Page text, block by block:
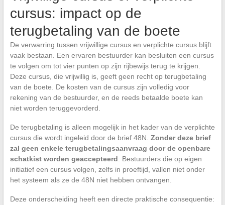
cursus: impact op de
terugbetaling van de boete
De verwarring tussen vrijwillige cursus en verplichte cursus blijft
vaak bestaan. Een ervaren bestuurder kan besluiten een cursus
te volgen om tot vier punten op zijn rijbewijs terug te krijgen.
Deze cursus, die vrijwillig is, geeft geen recht op terugbetaling
van de boete. De kosten van de cursus zijn volledig voor
rekening van de bestuurder, en de reeds betaalde boete kan
niet worden teruggevorderd.
De terugbetaling is alleen mogelijk in het kader van de verplichte
cursus die wordt ingeleid door de brief 48N. Zonder deze brief
zal geen enkele terugbetalingsaanvraag door de openbare
schatkist worden geaccepteerd. Bestuurders die op eigen
initiatief een cursus volgen, zelfs in proeftijd, vallen niet onder
het systeem als ze de 48N niet hebben ontvangen.
Deze onderscheiding heeft een directe praktische consequentie: